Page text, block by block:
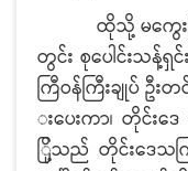
ထိုသို့ မကွေးမြို့
တွင်း စုပေါင်းသန့်
ကြီဝန်ကြီးချုပ် ဦ
းပေးကာ၊ တိုင်းဒ
ြို့သည် တိုင်းဒေသက